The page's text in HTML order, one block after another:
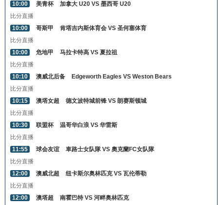
10:00
美青杯
加拿大 U20 VS 墨西哥 U20
比分直播
10:00
哥斯甲
肯塔吉内斯体育会 VS 圣何塞体育
比分直播
10:00
危地甲
马拉卡特高 VS 夏拉祖
比分直播
10:10
澳威北后备
Edgeworth Eagles VS Weston Bears
比分直播
10:15
澳塔女超
德文波特城前锋 VS 朗赛斯顿城
比分直播
10:30
联盟杯
温哥华白浪 VS 华雷斯
比分直播
11:55
球会友谊
車路士女队隊 VS 奧克蘭FC女队隊
比分直播
12:00
澳威北超
纽卡斯尔奥林匹克 VS 瓦伦蒂勒
比分直播
12:00
澳塔超 南霍巴特 VS 河畔奥林匹克